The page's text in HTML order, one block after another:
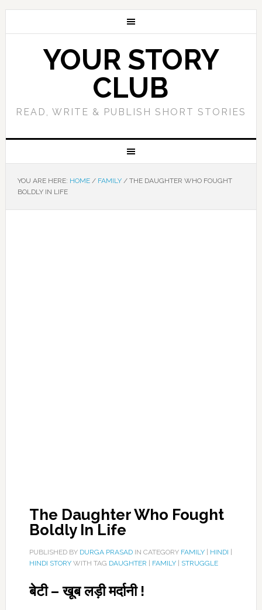
YOUR STORY
CLUB
READ, WRITE & PUBLISH SHORT STORIES
YOU ARE HERE: HOME / FAMILY /THE DAUGHTER WHO FOUGHT
BOLDLY IN LIFE
The Daughter Who Fought
Boldly In Life
PUBLISHED BY DURGA PRASADIN CATEGORY FAMILY| HINDI
HINDI STORYWITH TAG DAUGHTER FAMILY| STRUGGLE
बेटी – खूब लड़ी मर्दानी !